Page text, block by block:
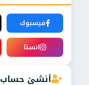
فيسبوك
انستا
أنشئ حساب